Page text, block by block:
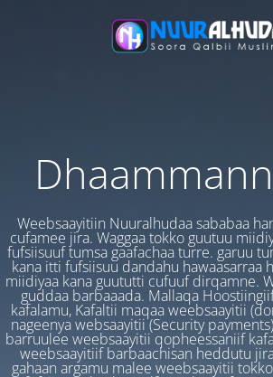
Weebsaayitiin Nuuralhudaa sababaa
cufamee jira. Waggaa tokko guutuu
fufsiisuuf tumsa gaafachaa turre. garuu
kana itti fufsiisuu dandahu hawaasarraa
miidiyaa kana guututti cufuuf dirqamne.
guddaa barbaaada. Mallaqa
kafalamu, Kafaltii maqaa weebsaayitii
nageenya websaayitii (Security
barruulee weebsaayitii qopheessaniif
weebsaayitiif barbaachisan heddutu
gahaan argamu malee weebsaayitii